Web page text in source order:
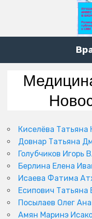
Киселёва Татьяна
Довнар Татьяна
Голубчиков Игорь
Берлина Елена
Исаева Фатима
Есипович
Посылаев Олег
Амян Маринэ